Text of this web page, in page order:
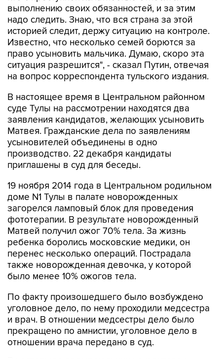
выполнению своих обязанностей, и за этим
надо следить. Знаю, что вся страна за этой
историей следит, держу ситуацию на контроле.
Известно, что несколько семей борются за
право усыновить мальчика. Думаю, скоро эта
ситуация разрешится", - сказал Путин, отвечая
на вопрос корреспондента тульского издания.
В настоящее время в Центральном районном
суде Тулы на рассмотрении находятся два
заявления кандидатов, желающих усыновить
Матвея. Гражданские дела по заявлениям
усыновителей объединены в одно
производство. 22 декабря кандидаты
приглашены в суд для беседы.
19 ноября 2014 года в Центральном родильном
доме N1 Тулы в палате новорожденных
загорелся ламповый блок для проведения
фототерапии. В результате новорожденный
Матвей получил ожог 70% тела. За жизнь
ребенка боролись московские медики, он
перенес несколько операций. Пострадала
также новорожденная девочка, у которой
было менее 10% ожогов тела.
По факту произошедшего было возбуждено
уголовное дело, по нему проходили медсестра
и врач. В отношении медсестры дело было
прекращено по амнистии, уголовное дело в
отношении врача передано в суд.